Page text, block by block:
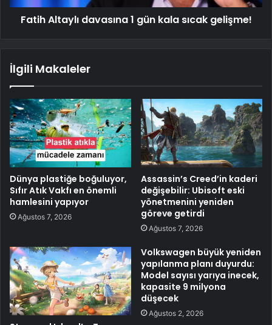
Fatih Altaylı davasına 1 gün kala sıcak gelişme!
İlgili Makaleler
Dünya plastiğe boğuluyor,
Sıfır Atık Vakfı en önemli
hamlesini yapıyor
Ağustos 7, 2026
Assassin’s Creed’in kaderi
değişebilir: Ubisoft eski
yönetmenini yeniden
göreve getirdi
Ağustos 7, 2026
Volkswagen büyük yeniden
yapılanma planı duyurdu:
Model sayısı yarıya inecek,
kapasite 9 milyona
düşecek
Ağustos 2, 2026